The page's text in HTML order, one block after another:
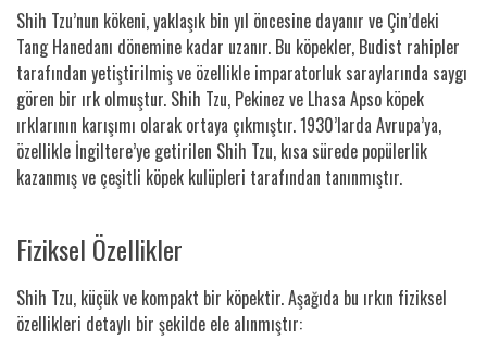
Shih Tzu’nun kökeni, yaklaşık bin yıl öncesine dayanır ve Çin’deki
Tang Hanedanı dönemine kadar uzanır. Bu köpekler, Budist rahipler
tarafından yetiştirilmiş ve özellikle imparatorluk saraylarında saygı
gören bir ırk olmuştur. Shih Tzu, Pekinez ve Lhasa Apso köpek
ırklarının karışımı olarak ortaya çıkmıştır. 1930’larda Avrupa’ya,
özellikle İngiltere’ye getirilen Shih Tzu, kısa sürede popülerlik
kazanmış ve çeşitli köpek kulüpleri tarafından tanınmıştır.
Fiziksel Özellikler
Shih Tzu, küçük ve kompakt bir köpektir. Aşağıda bu ırkın fiziksel
özellikleri detaylı bir şekilde ele alınmıştır: